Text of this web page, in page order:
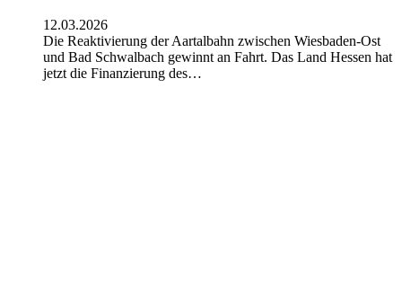
12.03.2026
Die Reaktivierung der Aartalbahn zwischen Wiesbaden-Ost
und Bad Schwalbach gewinnt an Fahrt. Das Land Hessen hat
jetzt die Finanzierung des…